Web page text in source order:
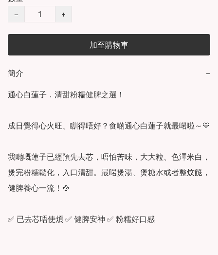
−
+
加至購物車
簡介 −
通心白蓮子．清甜粉糯健脾之選！
成日覺得心火旺、瞓得唔好？食啲通心白蓮子就最啱啦～💛
我哋嘅蓮子已經預先去芯，唔怕苦味，大大粒、色澤米白，
煲完粉糯鬆化，入口清甜。最啱煲湯、煲糖水或者整炆餸，
健脾養心一流！🍲
✅ 已去芯唔使煩 ✅ 健脾安神 ✅ 粉糯好口感